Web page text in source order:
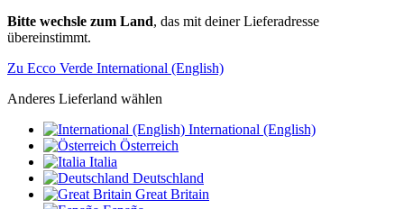
Bitte wechsle zum Land, das mit deiner Lieferadresse
übereinstimmt.
Zu Ecco Verde International (English)
Anderes Lieferland wählen
International (English)
Österreich
Italia
Deutschland
Great Britain